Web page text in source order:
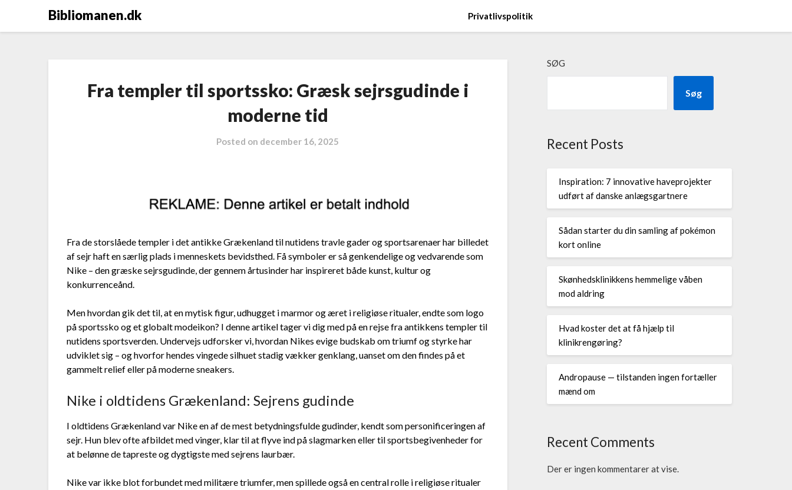
Bibliomanen.dk Privatlivspolitik
Fra templer til sportssko: Græsk sejrsgudinde i
moderne tid
Posted on december 16, 2025
Fra de storslåede templer i det antikke Grækenland til nutidens travle gader og sportsarenaer har billedet
af sejr haft en særlig plads i menneskets bevidsthed. Få symboler er så genkendelige og vedvarende som
Nike – den græske sejrsgudinde, der gennem årtusinder har inspireret både kunst, kultur og
konkurrenceånd.
Men hvordan gik det til, at en mytisk figur, udhugget i marmor og æret i religiøse ritualer, endte som logo
på sportssko og et globalt modeikon? I denne artikel tager vi dig med på en rejse fra antikkens templer til
nutidens sportsverden. Undervejs udforsker vi, hvordan Nikes evige budskab om triumf og styrke har
udviklet sig – og hvorfor hendes vingede silhuet stadig vækker genklang, uanset om den findes på et
gammelt relief eller på moderne sneakers.
Nike i oldtidens Grækenland: Sejrens gudinde
I oldtidens Grækenland var Nike en af de mest betydningsfulde gudinder, kendt som personificeringen af
sejr. Hun blev ofte afbildet med vinger, klar til at flyve ind på slagmarken eller til sportsbegivenheder for
at belønne de tapreste og dygtigste med sejrens laurbær.
Nike var ikke blot forbundet med militære triumfer, men spillede også en central rolle i religiøse ritualer
SØG
Søg
Recent Posts
Inspiration: 7 innovative haveprojekter
udført af danske anlægsgartnere
Sådan starter du din samling af pokémon
kort online
Skønhedsklinikkens hemmelige våben
mod aldring
Hvad koster det at få hjælp til
klinikrengøring?
Andropause — tilstanden ingen fortæller
mænd om
Recent Comments
Der er ingen kommentarer at vise.